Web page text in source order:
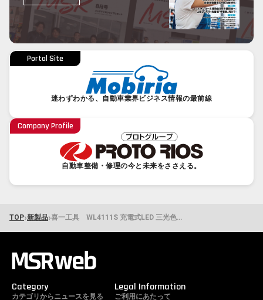
Portal Site
迷わずわかる、自動車業界ビジネス情報の最前線
Company Profile
自動車整備・修理の今と未来をささえる。
TOP›新製品› 喜一工具 WL4111S 充電式LED 三光色ハンドライト
Category
カテゴリからニュースを見る
Legal Information
ご利用にあたって